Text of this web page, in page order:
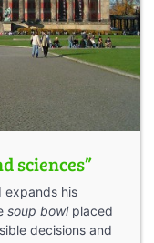
sciences”
expands his
soup bowlplaced
decisions and